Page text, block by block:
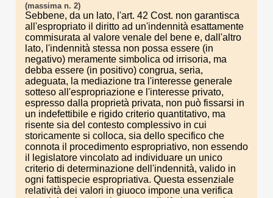
(massima n. 2)
Sebbene, da un lato, l'art. 42 Cost. non garantisca
all'espropriato il diritto ad un'indennità esattamente
commisurata al valore venale del bene e, dall'altro
lato, l'indennità stessa non possa essere (in
negativo) meramente simbolica od irrisoria, ma
debba essere (in positivo) congrua, seria,
adeguata, la mediazione tra l'interesse generale
sotteso all'espropriazione e l'interesse privato,
espresso dalla proprietà privata, non può fissarsi in
un indefettibile e rigido criterio quantitativo, ma
risente sia del contesto complessivo in cui
storicamente si colloca, sia dello specifico che
connota il procedimento espropriativo, non essendo
il legislatore vincolato ad individuare un unico
criterio di determinazione dell'indennità, valido in
ogni fattispecie espropriativa. Questa essenziale
relatività dei valori in giuoco impone una verifica